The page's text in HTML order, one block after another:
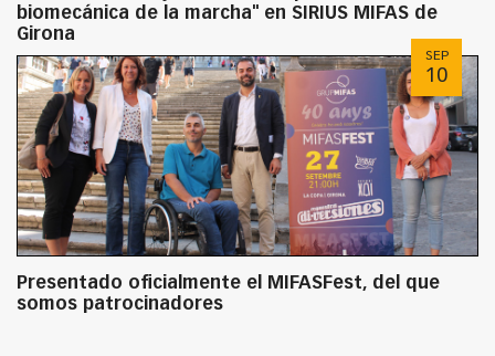
biomecánica de la marcha" en SIRIUS MIFAS de
Girona
SEP
10
Presentado oficialmente el MIFASFest, del que
somos patrocinadores